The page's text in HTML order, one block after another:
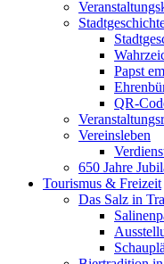
Papst
QR-
Vereinsleben
650 Jahre
Tourismus & Freizeit
Das Salz in